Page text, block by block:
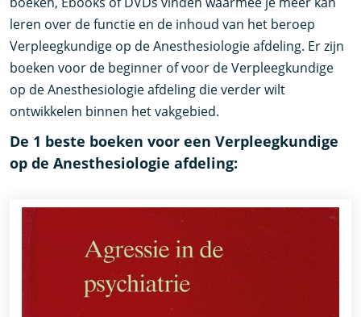
leren over de functie en de inhoud van het beroep
Verpleegkundige op de Anesthesiologie afdeling. Er zijn
boeken voor de beginner of voor de Verpleegkundige
op de Anesthesiologie afdeling die verder wilt
ontwikkelen binnen het vakgebied.
De 1 beste boeken voor een Verpleegkundige
op de Anesthesiologie afdeling: